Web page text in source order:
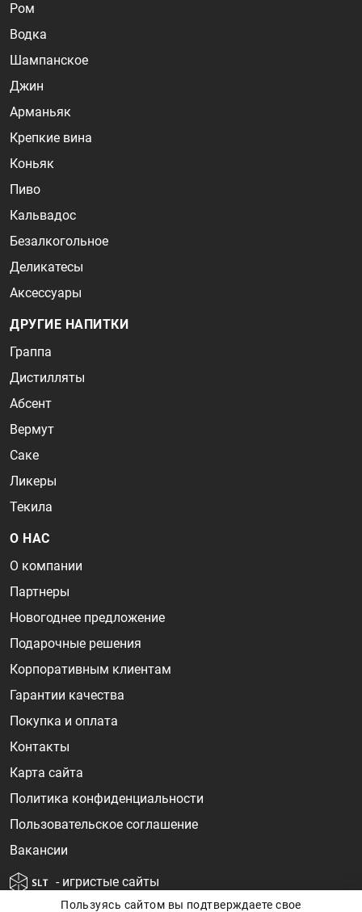
Ром
Водка
Шампанское
Джин
Арманьяк
Крепкие вина
Коньяк
Пиво
Кальвадос
Безалкогольное
Деликатесы
Аксессуары
ДРУГИЕ НАПИТКИ
Граппа
Дистилляты
Абсент
Вермут
Саке
Ликеры
Текила
О НАС
О компании
Партнеры
Новогоднее предложение
Подарочные решения
Корпоративным клиентам
Гарантии качества
Покупка и оплата
Контакты
Карта сайта
Политика конфиденциальности
Пользовательское соглашение
Вакансии
- игристые сайты
Пользуясь сайтом вы подтверждаете свое